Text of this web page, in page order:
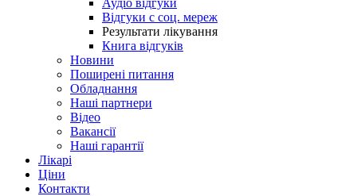
Аудіо відгуки
Відгуки с соц. мереж
Результати лікування
Книга відгуків
Новини
Поширені питання
Обладнання
Наші партнери
Відео
Вакансії
Наші гарантії
Лікарі
Ціни
Контакти